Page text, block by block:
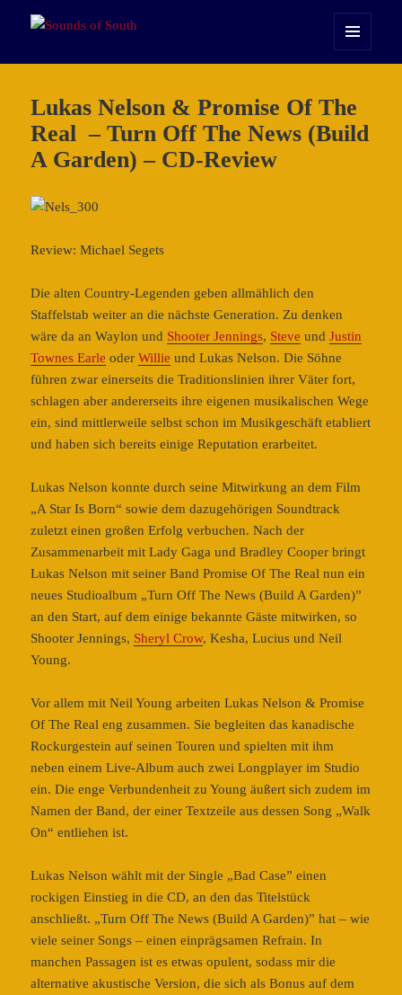
Sounds of South
Lukas Nelson & Promise Of The
Real – Turn Off The News (Build
A Garden) – CD-Review
Review: Michael Segets
Die alten Country-Legenden geben allmählich den
Staffelstab weiter an die nächste Generation. Zu denken
wäre da an Waylon und Shooter Jennings, Steve undJustin
Townes Earle oderWillie und Lukas Nelson. Die Söhne
führen zwar einerseits die Traditionslinien ihrer Väter fort,
schlagen aber andererseits ihre eigenen musikalischen Wege
ein, sind mittlerweile selbst schon im Musikgeschäft etabliert
und haben sich bereits einige Reputation erarbeitet.
Lukas Nelson konnte durch seine Mitwirkung an dem Film
„A Star Is Born“ sowie dem dazugehörigen Soundtrack
zuletzt einen großen Erfolg verbuchen. Nach der
Zusammenarbeit mit Lady Gaga und Bradley Cooper bringt
Lukas Nelson mit seiner Band Promise Of The Real nun ein
neues Studioalbum „Turn Off The News (Build A Garden)”
an den Start, auf dem einige bekannte Gäste mitwirken, so
Shooter Jennings, Sheryl Crow, Kesha, Lucius und Neil
Young.
Vor allem mit Neil Young arbeiten Lukas Nelson & Promise
Of The Real eng zusammen. Sie begleiten das kanadische
Rockurgestein auf seinen Touren und spielten mit ihm
neben einem Live-Album auch zwei Longplayer im Studio
ein. Die enge Verbundenheit zu Young äußert sich zudem im
Namen der Band, der einer Textzeile aus dessen Song „Walk
On“ entliehen ist.
Lukas Nelson wählt mit der Single „Bad Case” einen
rockigen Einstieg in die CD, an den das Titelstück
anschließt. „Turn Off The News (Build A Garden)” hat – wie
viele seiner Songs – einen einprägsamen Refrain. In
manchen Passagen ist es etwas opulent, sodass mir die
alternative akustische Version, die sich als Bonus auf dem